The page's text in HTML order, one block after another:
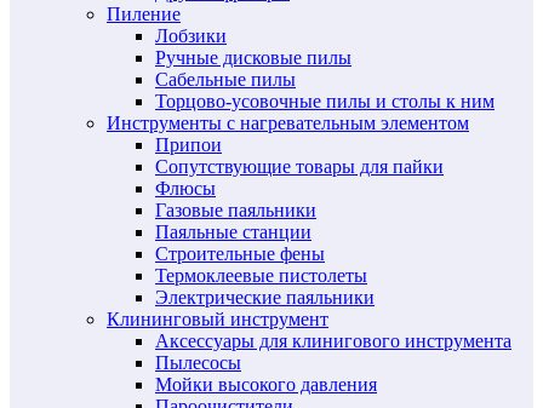
Пиление
Лобзики
Ручные дисковые пилы
Сабельные пилы
Торцово-усовочные пилы и столы к ним
Инструменты с нагревательным элементом
Припои
Сопутствующие товары для пайки
Флюсы
Газовые паяльники
Паяльные станции
Строительные фены
Термоклеевые пистолеты
Электрические паяльники
Клининговый инструмент
Аксессуары для клинигового инструмента
Пылесосы
Мойки высокого давления